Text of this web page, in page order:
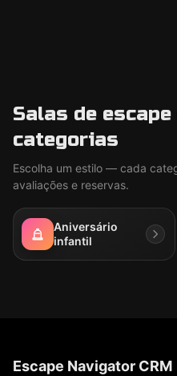
Salas de
categorias
Escolha um estilo — cada
avaliações e reservas.
Aniversário
infantil
Escape Navigator CRM